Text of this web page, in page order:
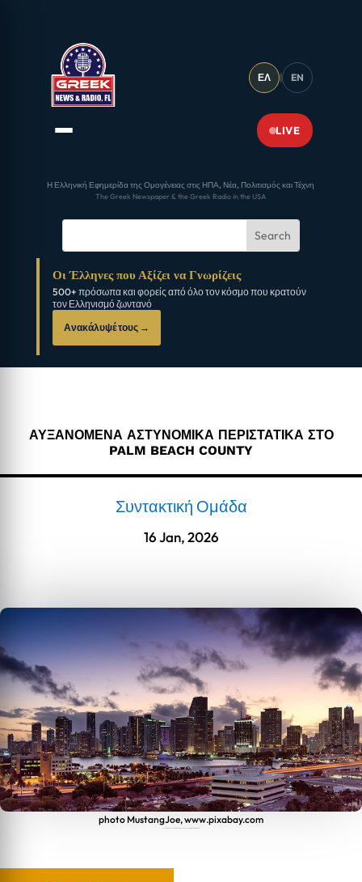
ΕΛ | EN
LIVE
Η Ελληνική Εφημερίδα της Ομογένειας στις ΗΠΑ, Νέα, Πολιτισμός και Τέχνη
The Greek Newspaper & the Greek Radio in the USA
Οι Έλληνες που Αξίζει να Γνωρίζεις
500+ πρόσωπα και φορείς από όλο τον κόσμο που κρατούν
τον Ελληνισμό ζωντανό
Ανακάλυψέ τους →
ΑΥΞΑΝΟΜΕΝΑ ΑΣΤΥΝΟΜΙΚΑ ΠΕΡΙΣΤΑΤΙΚΑ ΣΤΟ
PALM BEACH COUNTY
Συντακτική Ομάδα
16 Jan, 2026
photo MustangJoe, www.pixabay.com